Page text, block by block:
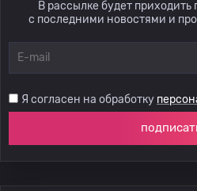
В рассылке будет
с последними новостями и
Я согласен на обработку